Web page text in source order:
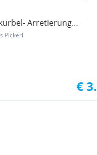
Arretierung
Pickerl
€